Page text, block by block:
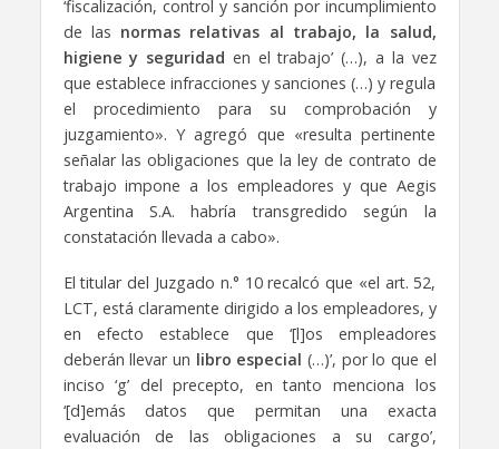
‘fiscalización, control y sanción por incumplimiento
de las normas relativas al trabajo, la salud,
higiene y seguridad en el trabajo’ (…), a la vez
que establece infracciones y sanciones (…) y regula
el procedimiento para su comprobación y
juzgamiento». Y agregó que «resulta pertinente
señalar las obligaciones que la ley de contrato de
trabajo impone a los empleadores y que Aegis
Argentina S.A. habría transgredido según la
constatación llevada a cabo».
El titular del Juzgado n.° 10 recalcó que «el art. 52,
LCT, está claramente dirigido a los empleadores, y
en efecto establece que ‘[l]os empleadores
deberán llevar un libro especial (…)’, por lo que el
inciso ‘g’ del precepto, en tanto menciona los
‘[d]emás datos que permitan una exacta
evaluación de las obligaciones a su cargo’,